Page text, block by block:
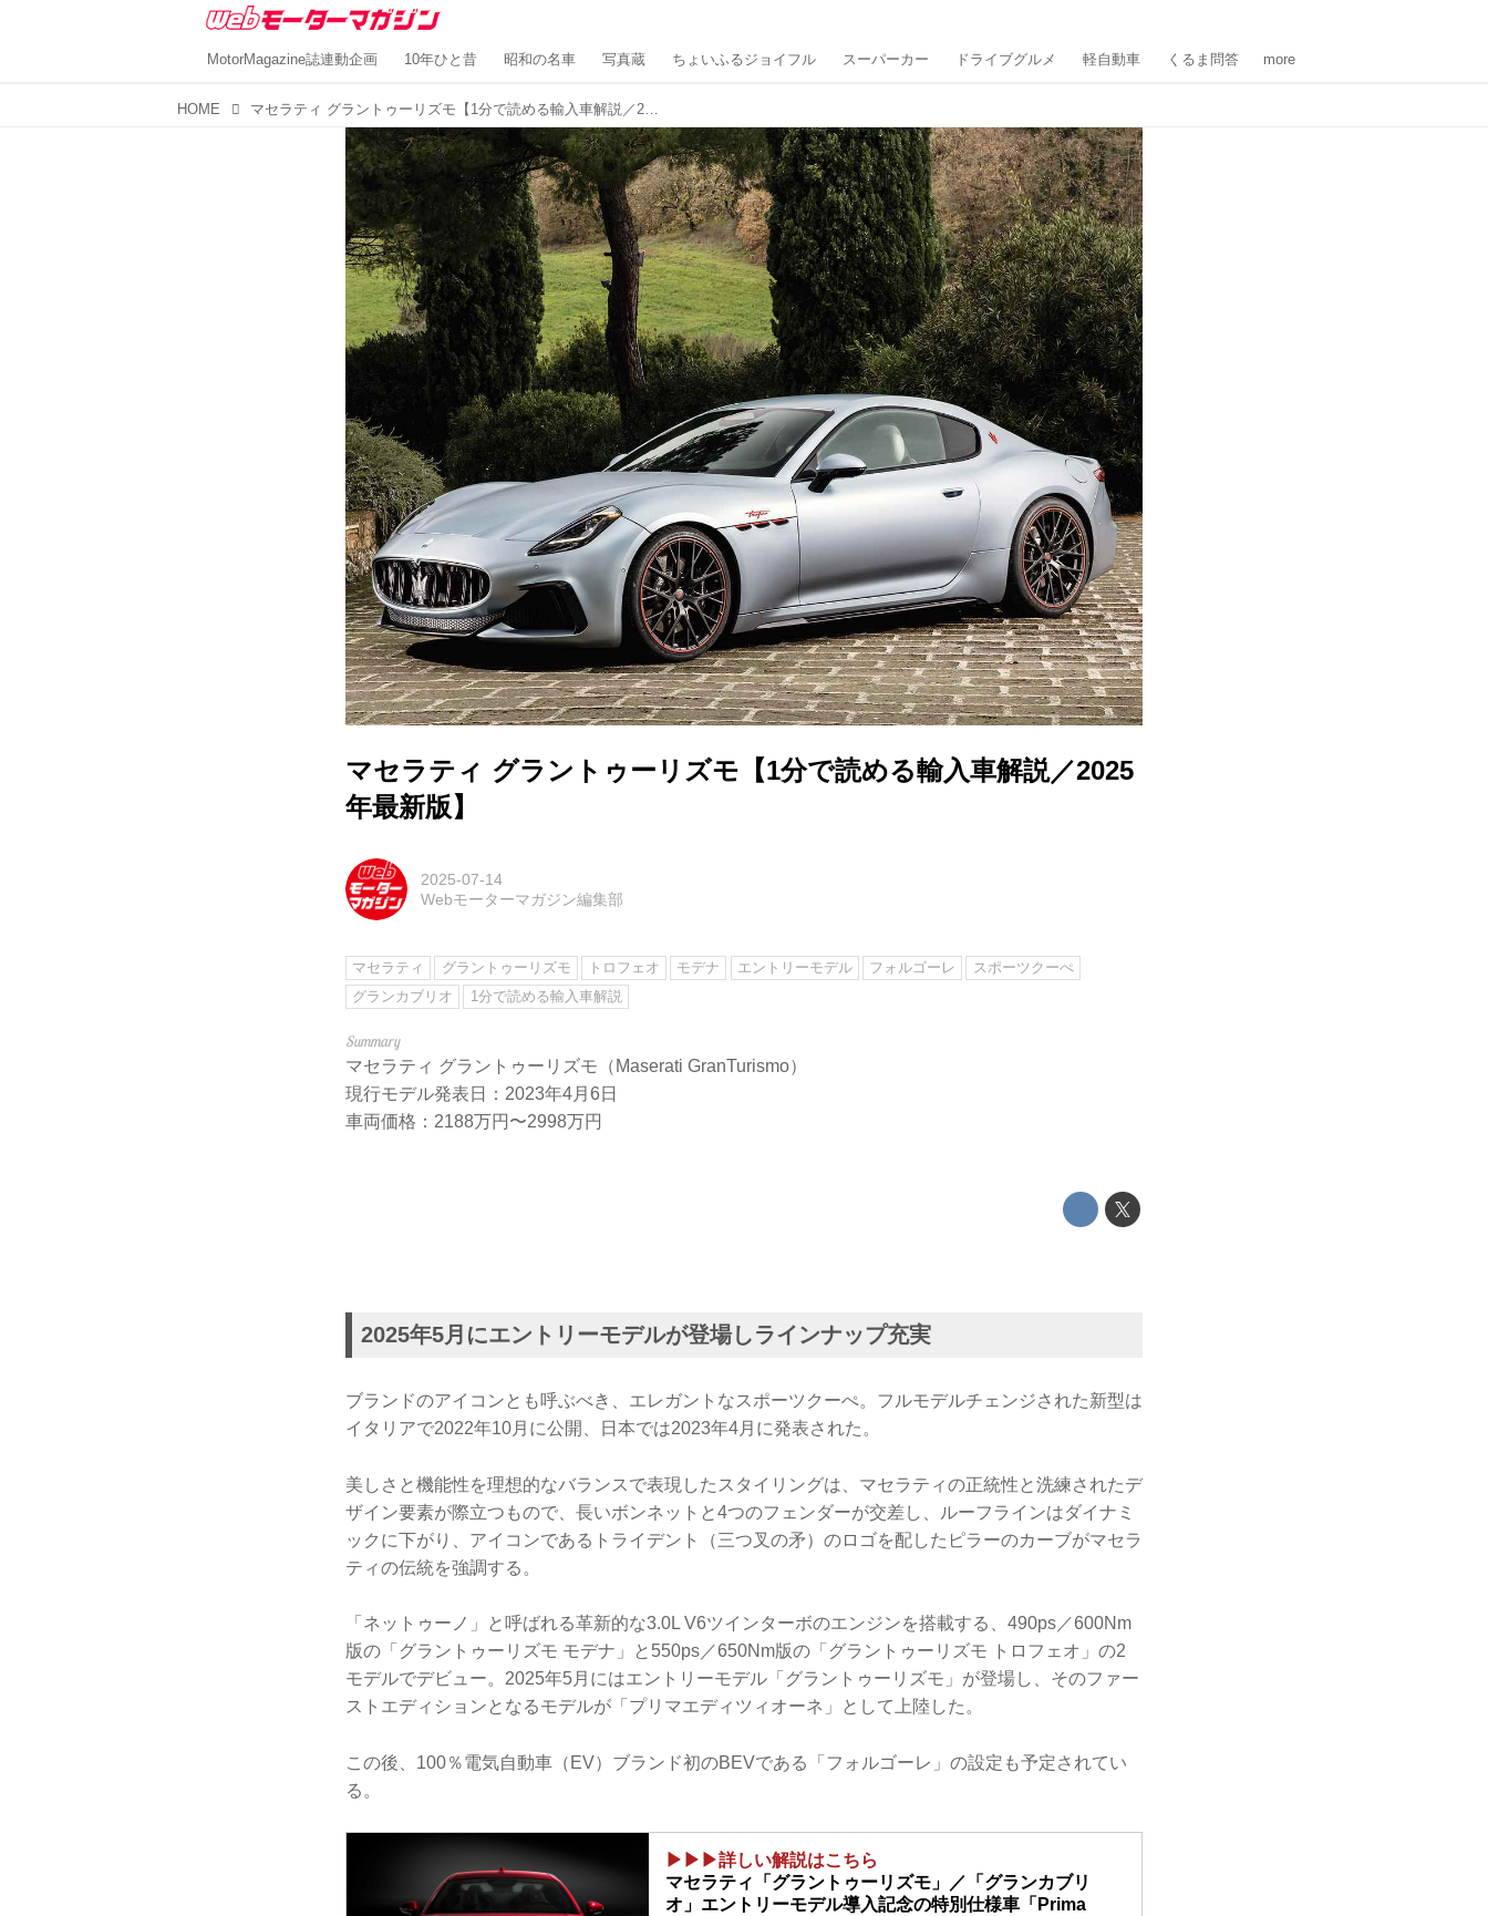
MotorMagazine誌連動企画 10年ひと昔 昭和の名車 写真蔵 ちょいふるジョイフル スーパーカー ドライブグルメ 軽自動車 くるま問答 more
HOME マセラティ グラントゥーリズモ【1分で読める輸入車解説／2025年最新版】
マセラティ グラントゥーリズモ【1分で読める輸入車解説／2025
年最新版】
2025-07-14
Webモーターマガジン編集部
マセラティ グラントゥーリズモ トロフェオ モデナ エントリーモデル フォルゴーレ
スポーツクーぺ
グランカブリオ
1分で読める輸入車解説
マセラティ グラントゥーリズモ（Maserati GranTurismo）
現行モデル発表日：2023年4月6日
車両価格：2188万円〜2998万円
2025年5月にエントリーモデルが登場しラインナップ充実
ブランドのアイコンとも呼ぶべき、エレガントなスポーツクーぺ。フルモデルチェンジされた新型は
イタリアで2022年10月に公開、日本では2023年4月に発表された。
美しさと機能性を理想的なバランスで表現したスタイリングは、マセラティの正統性と洗練されたデ
ザイン要素が際立つもので、長いボンネットと4つのフェンダーが交差し、ルーフラインはダイナミ
ックに下がり、アイコンであるトライデント（三つ叉の矛）のロゴを配したピラーのカーブがマセラ
ティの伝統を強調する。
「ネットゥーノ」と呼ばれる革新的な3.0L V6ツインターボのエンジンを搭載する、490ps／600Nm
版の「グラントゥーリズモ モデナ」と550ps／650Nm版の「グラントゥーリズモ トロフェオ」の2
モデルでデビュー。2025年5月にはエントリーモデル「グラントゥーリズモ」が登場し、そのファー
ストエディションとなるモデルが「プリマエディツィオーネ」として上陸した。
この後、100％電気自動車（EV）ブランド初のBEVである「フォルゴーレ」の設定も予定されてい
る。
▶▶▶詳しい解説はこちら
マセラティ「グラントゥーリズモ」／「グランカブリ
オ」エントリーモデル導入記念の特別仕様車「Prima